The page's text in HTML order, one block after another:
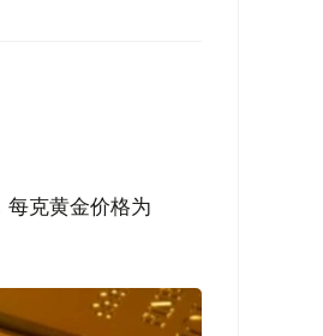
克黄金价格为